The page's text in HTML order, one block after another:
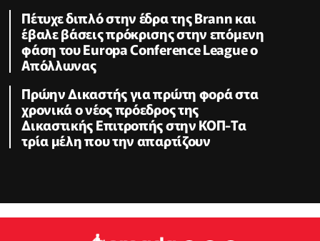
Πέτυχε διπλό στην έδρα της Brann και
έβαλε βάσεις πρόκρισης στην επόμενη
φάση του Europa Conference League ο
Απόλλωνας
Πρώην Δικαστής για πρώτη φορά στα
χρονικά ο νέος πρόεδρος της
Δικαστικής Επιτροπής στην ΚΟΠ-Τα
τρία μέλη που την απαρτίζουν